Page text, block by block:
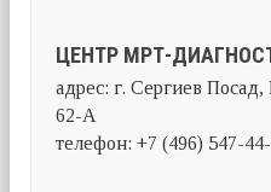
ЦЕНТР МРТ-
адрес: г. Сергиев Посад,
62-А
телефон: +7 (496) 547-